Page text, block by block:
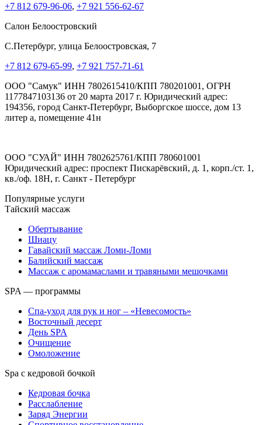
+7 812 679-96-06, +7 921 556-62-67
Салон Белоостровский
C.Петербург, улица Белоостровская, 7
+7 812 679-65-99, +7 921 757-71-61
ООО "Самук" ИНН 7802615410/КПП 780201001, ОГРН
1177847103136 от 20 марта 2017 г. Юридический адрес:
194356, город Санкт-Петербург, Выборгское шоссе, дом 13
литер а, помещение 41н
ООО "СУАЙ" ИНН 7802625761/КПП 780601001
Юридический адрес: проспект Пискарёвский, д. 1, корп./ст. 1,
кв./оф. 18Н, г. Санкт - Петербург
Популярные услуги
Тайский массаж
Обертывание
Шиацу
Гавайский массаж Ломи-Ломи
Балийский массаж
Массаж с аромамаслами и травяными мешочками
SPA — программы
Спа-уход для рук и ног – «Невесомость»
Восточный десерт
День SPA
Очищение
Омоложение
Spa с кедровой бочкой
Кедровая бочка
Расслабление
Заряд Энергии